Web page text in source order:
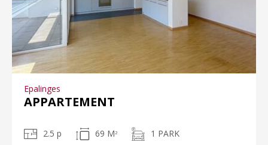
Epalinges
APPARTEMENT
2.5 p 69 M 2 1 PARK